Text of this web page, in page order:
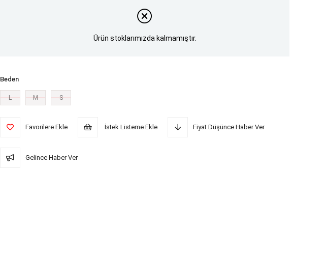
Ürün stoklarımızda kalmamıştır.
Beden
L M S
Favorilere Ekle İstek Listeme Ekle Fiyat Düşünce Haber Ver
Gelince Haber Ver